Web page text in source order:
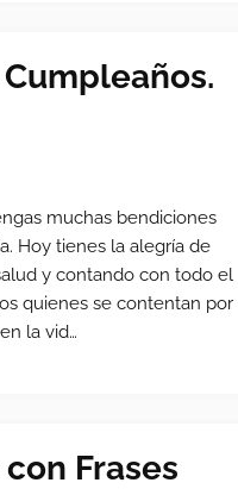
muchas bendiciones
Hoy tienes la alegría de
y contando con todo el
quienes se contentan por
la vid…
Frases